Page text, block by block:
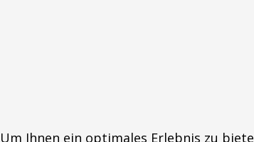
Um Ihnen ein optimales Erlebnis zu